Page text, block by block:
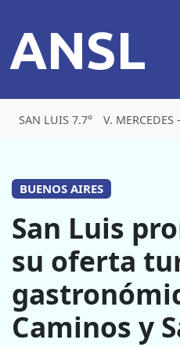
ANSL
SAN LUIS 7.7° V. MERCEDES
BUENOS AIRES
San Luis
su oferta
Caminos y